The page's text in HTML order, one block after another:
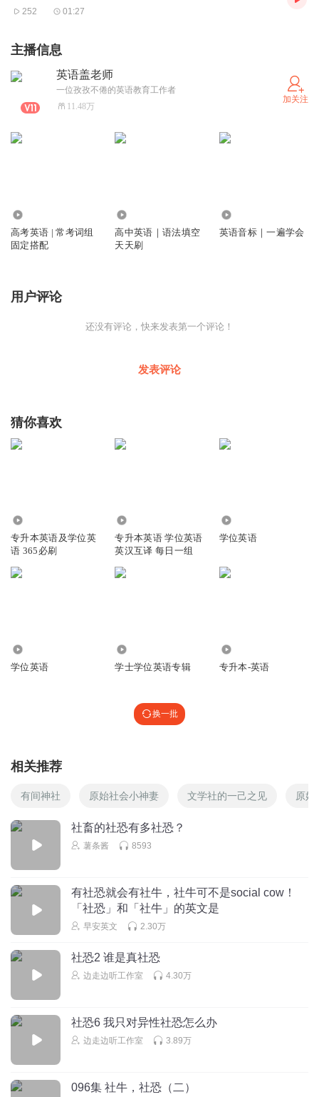
252 01:27
主播信息
英语盖老师
一位孜孜不倦的英语教育工作者
11.48万
加关注
高考英语 | 常考词组
固定搭配
高中英语｜语法填空
天天刷
英语音标｜一遍学会
用户评论
还没有评论，快来发表第一个评论！
发表评论
猜你喜欢
专升本英语及学位英
语 365必刷
专升本英语 学位英语
英汉互译 每日一组
学位英语
学位英语 学士学位英语专辑 专升本-英语
换一批
相关推荐
有间神社 原始社会小神妻 文学社的一己之见 原始
社畜的社恐有多社恐？
薯条酱 8593
有社恐就会有社牛，社牛可不是social cow！
「社恐」和「社牛」的英文是
早安英文 2.30万
社恐2 谁是真社恐
边走边听工作室 4.30万
社恐6 我只对异性社恐怎么办
边走边听工作室 3.89万
096集 社牛，社恐（二）